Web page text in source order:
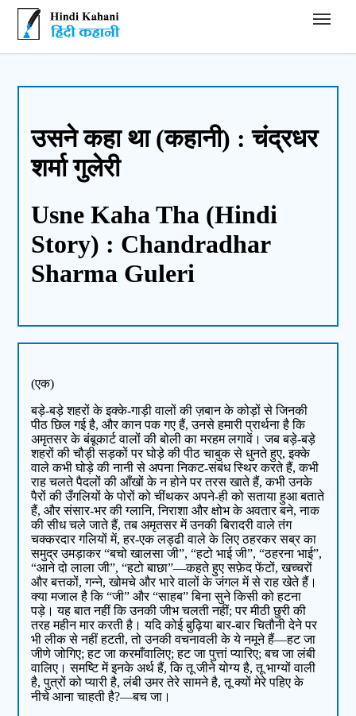
Hindi Kahani - हिंदी कहानी
उसने कहा था (कहानी) : चंद्रधर
शर्मा गुलेरी
Usne Kaha Tha (Hindi
Story) : Chandradhar
Sharma Guleri
(एक)
बड़े-बड़े शहरों के इक्के-गाड़ी वालों की ज़बान के कोड़ों से जिनकी
पीठ छिल गई है, और कान पक गए हैं, उनसे हमारी प्रार्थना है कि
अमृतसर के बंबूकार्ट वालों की बोली का मरहम लगावें। जब बड़े-बड़े
शहरों की चौड़ी सड़कों पर घोड़े की पीठ चाबुक से धुनते हुए, इक्के
वाले कभी घोड़े की नानी से अपना निकट-संबंध स्थिर करते हैं, कभी
राह चलते पैदलों की आँखों के न होने पर तरस खाते हैं, कभी उनके
पैरों की उँगलियों के पोरों को चींथकर अपने-ही को सताया हुआ बताते
हैं, और संसार-भर की ग्लानि, निराशा और क्षोभ के अवतार बने, नाक
की सीध चले जाते हैं, तब अमृतसर में उनकी बिरादरी वाले तंग
चक्करदार गलियों में, हर-एक लड्ढी वाले के लिए ठहरकर सब्र का
समुद्र उमड़ाकर “बचो खालसा जी”, “हटो भाई जी”, “ठहरना भाई”,
“आने दो लाला जी”, “हटो बाछा”—कहते हुए सफ़ेद फेंटों, खच्चरों
और बत्तकों, गन्ने, खोमचे और भारे वालों के जंगल में से राह खेते हैं।
क्या मजाल है कि “जी” और “साहब” बिना सुने किसी को हटना
पड़े। यह बात नहीं कि उनकी जीभ चलती नहीं; पर मीठी छुरी की
तरह महीन मार करती है। यदि कोई बुढ़िया बार-बार चितौनी देने पर
भी लीक से नहीं हटती, तो उनकी वचनावली के ये नमूने हैं—हट जा
जीणे जोगिए; हट जा करमाँवालिए; हट जा पुत्तां प्यारिए; बच जा लंबी
वालिए। समष्टि में इनके अर्थ हैं, कि तू जीने योग्य है, तू भाग्यों वाली
है, पुत्रों को प्यारी है, लंबी उमर तेरे सामने है, तू क्यों मेरे पहिए के
नीचे आना चाहती है?—बच जा।